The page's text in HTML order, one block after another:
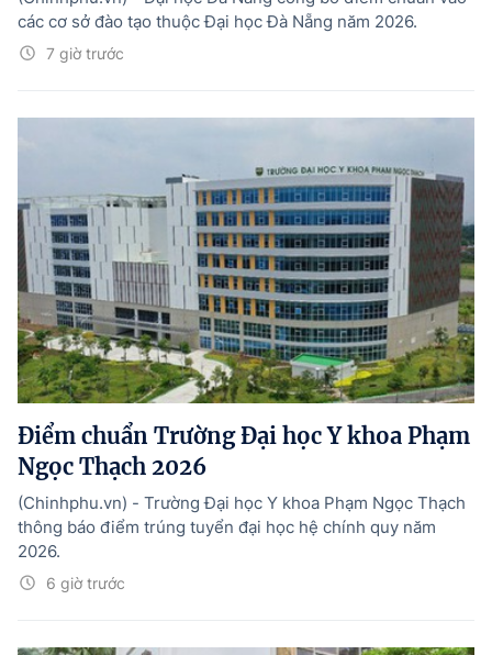
7 giờ trước
các cơ sở đào tạo thuộc Đại học Đà Nẵng năm 2026.
Điểm chuẩn Trường Đại học Y khoa Phạm
Ngọc Thạch 2026
6 giờ trước
(Chinhphu.vn) - Trường Đại học Y khoa Phạm Ngọc Thạch
thông báo điểm trúng tuyển đại học hệ chính quy năm
2026.